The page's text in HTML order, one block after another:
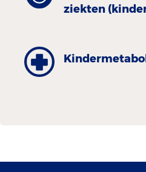
ziekten